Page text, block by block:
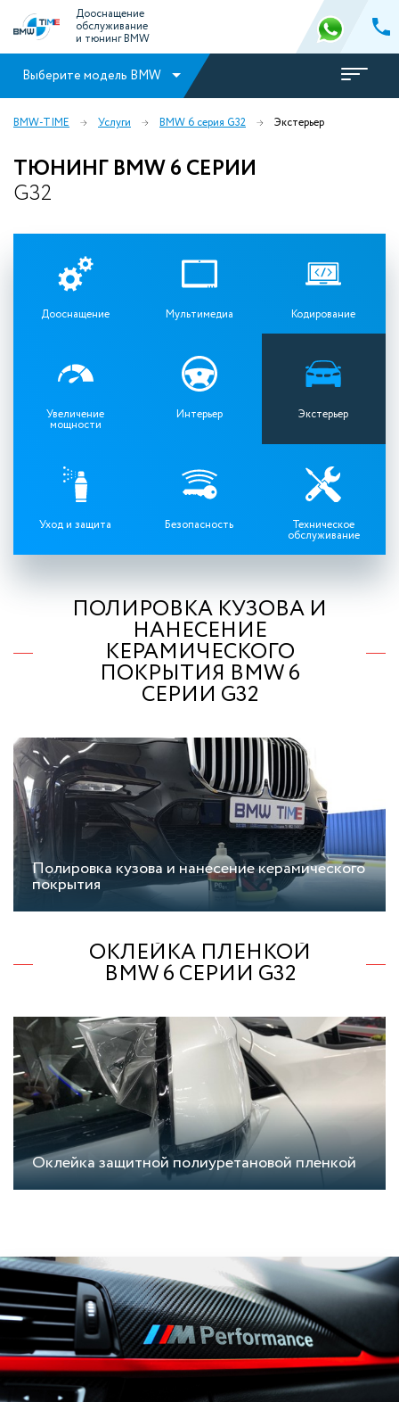
Дооснащение
обслуживание
и тюнинг BMW
Выберите модель BMW
BMW-TIME Услуги BMW 6 серия G32 Экстерьер
ТЮНИНГ BMW 6 СЕРИИ
G32
Дооснащение Мультимедиа Кодирование
Увеличение
мощности
Интерьер Экстерьер
Уход и защита Безопасность Техническое
обслуживание
ПОЛИРОВКА КУЗОВА И
НАНЕСЕНИЕ
КЕРАМИЧЕСКОГО
ПОКРЫТИЯ BMW 6
СЕРИИ G32
Полировка кузова и нанесение керамического
покрытия
ОКЛЕЙКА ПЛЕНКОЙ
BMW 6 СЕРИИ G32
Оклейка защитной полиуретановой пленкой